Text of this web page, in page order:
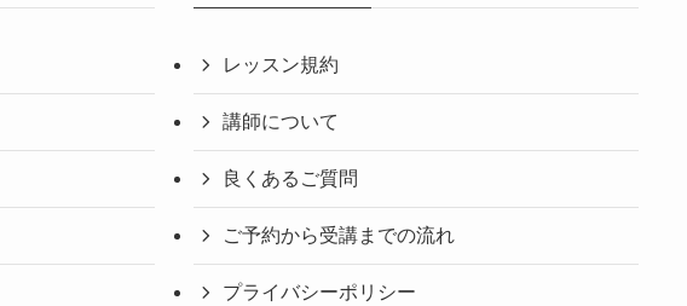
レッスン規約
講師について
良くあるご質問
ご予約から受講までの流れ
プライバシーポリシー